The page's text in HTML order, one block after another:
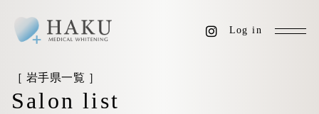
Log in
［ 岩手県一覧 ］
Salon list